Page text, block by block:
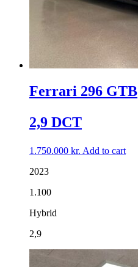
Ferrari 296 GTB
2,9 DCT
1.750.000 kr. Add to cart
2023
1.100
Hybrid
2,9